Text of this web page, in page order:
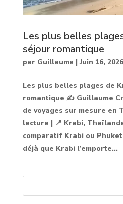
Les plus belles
séjour romantique
par Guillaume | Juin 16, 2026
Les plus belles plages de
romantique ✍️ Guillaume
de voyages sur mesure en
lecture | 📍 Krabi,
comparatif Krabi ou
déjà que Krabi l’emporte...